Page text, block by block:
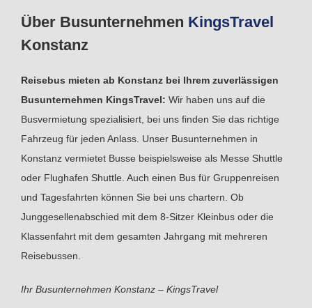
Über Busunternehmen KingsTravel
Konstanz
Reisebus mieten ab Konstanz bei Ihrem zuverlässigen
Busunternehmen KingsTravel: Wir haben uns auf die
Busvermietung spezialisiert, bei uns finden Sie das richtige
Fahrzeug für jeden Anlass. Unser Busunternehmen in
Konstanz vermietet Busse beispielsweise als Messe Shuttle
oder Flughafen Shuttle. Auch einen Bus für Gruppenreisen
und Tagesfahrten können Sie bei uns chartern. Ob
Junggesellenabschied mit dem 8-Sitzer Kleinbus oder die
Klassenfahrt mit dem gesamten Jahrgang mit mehreren
Reisebussen.
Ihr Busunternehmen Konstanz – KingsTravel